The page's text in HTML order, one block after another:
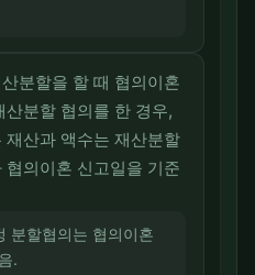
분할을 할 때 협의이혼
분할 협의를 한 경우,
재산과 액수는 재산분할
협의이혼 신고일을 기준
분할협의는 협의이혼
.